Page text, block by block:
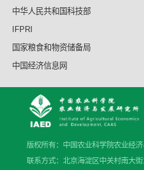
中华人民共和国科技部
IFPRI
国家粮食和物资储备局
中国经济信息网
版权所有：中国农业科学院农业经
联系方式：北京海淀区中关村南大